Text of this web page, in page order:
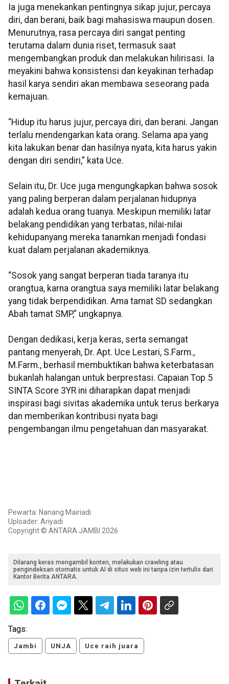
Ia juga menekankan pentingnya sikap jujur, percaya
diri, dan berani, baik bagi mahasiswa maupun dosen.
Menurutnya, rasa percaya diri sangat penting
terutama dalam dunia riset, termasuk saat
mengembangkan produk dan melakukan hilirisasi. Ia
meyakini bahwa konsistensi dan keyakinan terhadap
hasil karya sendiri akan membawa seseorang pada
kemajuan.
“Hidup itu harus jujur, percaya diri, dan berani. Jangan
terlalu mendengarkan kata orang. Selama apa yang
kita lakukan benar dan hasilnya nyata, kita harus yakin
dengan diri sendiri,” kata Uce.
Selain itu, Dr. Uce juga mengungkapkan bahwa sosok
yang paling berperan dalam perjalanan hidupnya
adalah kedua orang tuanya. Meskipun memiliki latar
belakang pendidikan yang terbatas, nilai-nilai
kehidupanyang mereka tanamkan menjadi fondasi
kuat dalam perjalanan akademiknya.
“Sosok yang sangat berperan tiada taranya itu
orangtua, karna orangtua saya memiliki latar belakang
yang tidak berpendidikan. Ama tamat SD sedangkan
Abah tamat SMP,” ungkapnya.
Dengan dedikasi, kerja keras, serta semangat
pantang menyerah, Dr. Apt. Uce Lestari, S.Farm.,
M.Farm., berhasil membuktikan bahwa keterbatasan
bukanlah halangan untuk berprestasi. Capaian Top 5
SINTA Score 3YR ini diharapkan dapat menjadi
inspirasi bagi sivitas akademika untuk terus berkarya
dan memberikan kontribusi nyata bagi
pengembangan ilmu pengetahuan dan masyarakat.
Pewarta: Nanang Mairiadi
Uploader: Ariyadi
Copyright © ANTARA JAMBI 2026
Dilarang keras mengambil konten, melakukan crawling atau
pengindeksan otomatis untuk AI di situs web ini tanpa izin tertulis dari
Kantor Berita ANTARA.
Tags:
Jambi UNJA Uce raih juara